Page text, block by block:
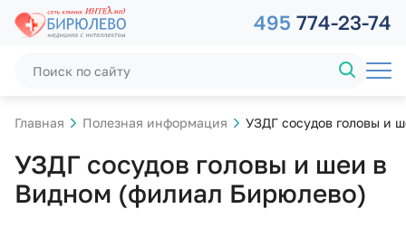
495 774-23-74
Главная Полезная информация УЗДГ сосудов головы и
УЗДГ сосудов головы и шеи в
Видном (филиал Бирюлево)